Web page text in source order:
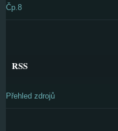
Čp.8
RSS
Přehled zdrojů